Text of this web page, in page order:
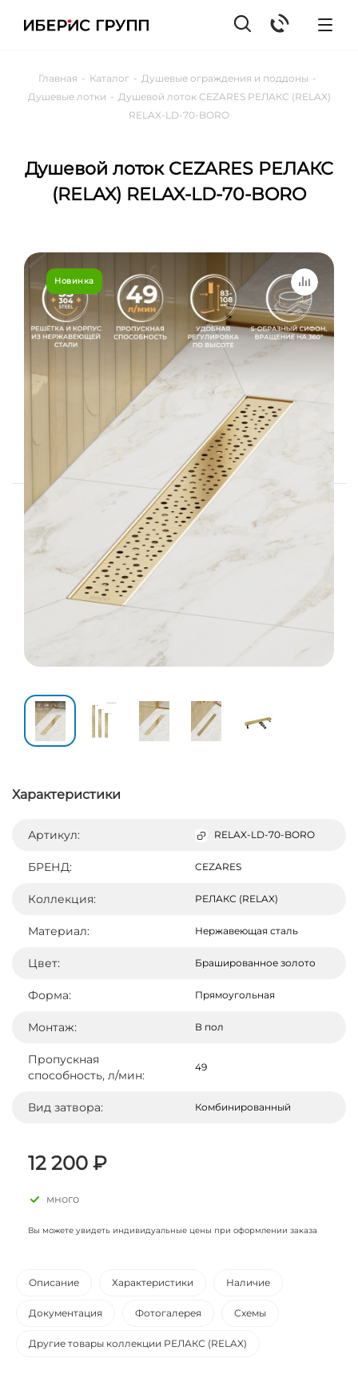
Главная - Каталог - Душевые ограждения и поддоны -
Душевые лотки - Душевой лоток CEZARES РЕЛАКС (RELAX)
RELAX-LD-70-BORO
Душевой лоток CEZARES РЕЛАКС
(RELAX) RELAX-LD-70-BORO
Новинка
Характеристики
Артикул: RELAX-LD-70-BORO
БРЕНД: CEZARES
Коллекция: РЕЛАКС (RELAX)
Материал: Нержавеющая сталь
Цвет: Брашированное золото
Форма: Прямоугольная
Монтаж: В пол
Пропускная
способность, л/мин:
49
Вид затвора: Комбинированный
12 200 ₽
много
Вы можете увидеть индивидуальные цены при оформлении заказа
Описание Характеристики Наличие
Документация Фотогалерея Схемы
Другие товары коллекции РЕЛАКС (RELAX)